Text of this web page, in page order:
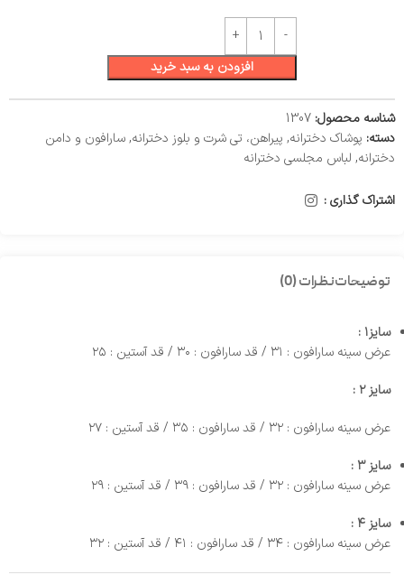
افزودن به سبد خرید
شناسه محصول: 1307
دسته: پوشاک دخترانه, پیراهن، تی شرت و بلوز دخترانه,سارافون و دامن
دخترانه, لباس مجلسی دخترانه
اشتراک گذاری :
توضیحاتنظرات (0)
سایز۱ :
عرض سینه سارافون : ۳۱ / قد سارافون : ۳۰ / قد آستین : ۲۵
سایز ۲ :
عرض سینه سارافون : ۳۲ / قد سارافون : ۳۵ / قد آستین : ۲۷
سایز ۳ :
عرض سینه سارافون : ۳۲ / قد سارافون : ۳۹ / قد آستین : ۲۹
سایز ۴ :
عرض سینه سارافون : ۳۴ / قد سارافون : ۴۱ / قد آستین : ۳۲